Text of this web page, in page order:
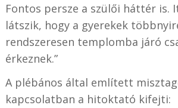
Fontos persze a szülői háttér is.
látszik, hogy a gyerekek
rendszeresen templomba járó
érkeznek.”
A plébános által említett
kapcsolatban a hitoktató kifejti: